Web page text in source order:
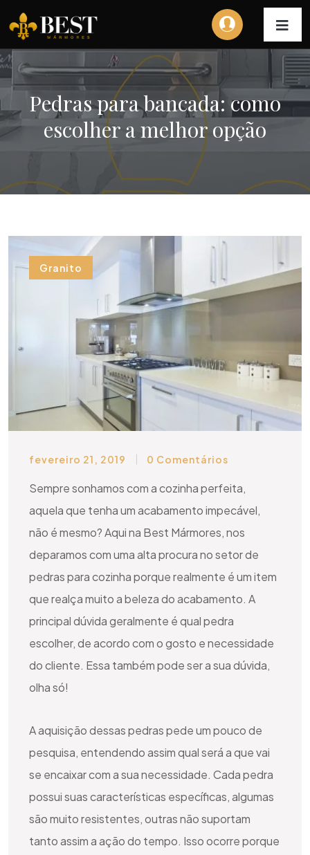
Pedras para bancada: como
escolher a melhor opção
Granito
fevereiro 21, 2019 0 Comentários
Sempre sonhamos com a cozinha perfeita,
aquela que tenha um acabamento impecável,
não é mesmo? Aqui na Best Mármores, nos
deparamos com uma alta procura no setor de
pedras para cozinha porque realmente é um item
que realça muito a beleza do acabamento. A
principal dúvida geralmente é qual pedra
escolher, de acordo com o gosto e necessidade
do cliente. Essa também pode ser a sua dúvida,
olha só!
A aquisição dessas pedras pede um pouco de
pesquisa, entendendo assim qual será a que vai
se encaixar com a sua necessidade. Cada pedra
possui suas características específicas, algumas
são muito resistentes, outras não suportam
tanto assim a ação do tempo. Isso ocorre porque